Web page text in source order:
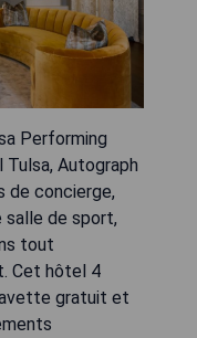
Performing
Autograph
de concierge,
salle de sport,
tout
Cet hôtel 4
gratuit et